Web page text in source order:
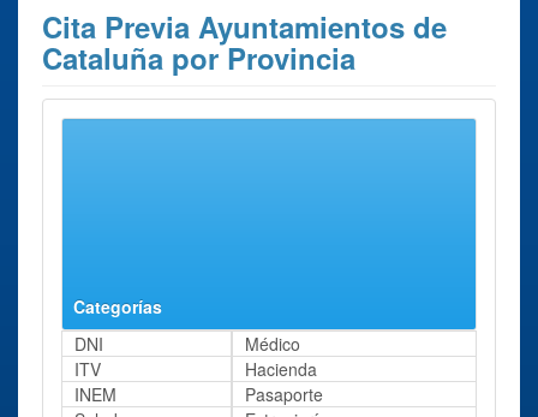
Cita Previa Ayuntamientos de
Cataluña por Provincia
Categorías
DNI
Médico
ITV
Hacienda
INEM
Pasaporte